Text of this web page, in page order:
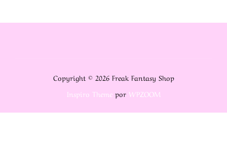
Copyright © 2026 Freak Fantasy Shop
Inspiro Themepor WPZOOM